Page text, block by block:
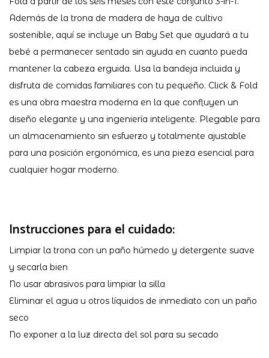
Además de la trona de madera de haya de cultivo
sostenible, aquí se incluye un Baby Set que ayudará a tu
bebé a permanecer sentado sin ayuda en cuanto pueda
mantener la cabeza erguida. Usa la bandeja incluida y
disfruta de comidas familiares con tu pequeño. Click & Fold
es una obra maestra moderna en la que confluyen un
diseño elegante y una ingeniería inteligente. Plegable para
un almacenamiento sin esfuerzo y totalmente ajustable
para una posición ergonómica, es una pieza esencial para
cualquier hogar moderno.
Instrucciones para el cuidado:
Limpiar la trona con un paño húmedo y detergente suave
y secarla bien
No usar abrasivos para limpiar la silla
Eliminar el agua u otros líquidos de inmediato con un paño
seco
No exponer a la luz directa del sol para su secado